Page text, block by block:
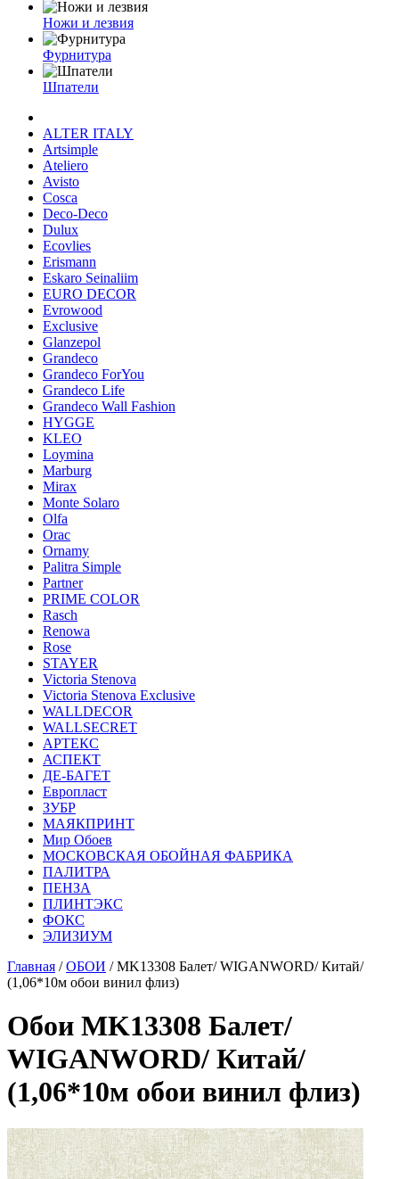
Ножи и лезвия
Фурнитура
Шпатели
ALTER ITALY
Artsimple
Ateliero
Avisto
Cosca
Deco-Deco
Dulux
Ecovlies
Erismann
Eskaro Seinaliim
EURO DECOR
Evrowood
Exclusive
Glanzepol
Grandeco
Grandeco ForYou
Grandeco Life
Grandeco Wall Fashion
HYGGE
KLEO
Loymina
Marburg
Mirax
Monte Solaro
Olfa
Orac
Ornamy
Palitra Simple
Partner
PRIME COLOR
Rasch
Renowa
Rose
STAYER
Victoria Stenova
Victoria Stenova Exclusive
WALLDECOR
WALLSECRET
АРТЕКС
АСПЕКТ
ДЕ-БАГЕТ
Европласт
ЗУБР
МАЯКПРИНТ
Мир Обоев
МОСКОВСКАЯ ОБОЙНАЯ ФАБРИКА
ПАЛИТРА
ПЕНЗА
ПЛИНТЭКС
ФОКС
ЭЛИЗИУМ
Главная /ОБОИ / MK13308 Балет/ WIGANWORD/ Китай/
(1,06*10м обои винил флиз)
Обои MK13308 Балет/
WIGANWORD/ Китай/
(1,06*10м обои винил флиз)